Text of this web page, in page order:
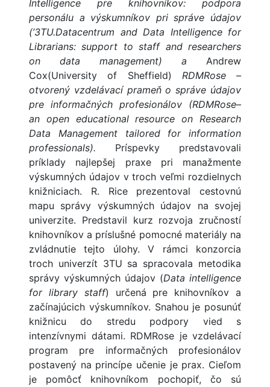
Intelligence pre knihovníkov: podpora
personálu a výskumníkov pri správe údajov
(’3TU.Datacentrum and Data Intelligence for
Librarians: support to staff and researchers
on data management) a Andrew
Cox(University of Sheffield) RDMRose –
otvorený vzdelávací prameň o správe údajov
pre informačných profesionálov (RDMRose–
an open educational resource on Research
Data Management tailored for information
professionals). Príspevky predstavovali
príklady najlepšej praxe pri manažmente
výskumných údajov v troch veľmi rozdielnych
knižniciach. R. Rice prezentoval cestovnú
mapu správy výskumných údajov na svojej
univerzite. Predstavil kurz rozvoja zručností
knihovníkov a príslušné pomocné materiály na
zvládnutie tejto úlohy. V rámci konzorcia
troch univerzít 3TU sa spracovala metodika
správy výskumných údajov (Data intelligence
for library staff) určená pre knihovníkov a
začínajúcich výskumníkov. Snahou je posunúť
knižnicu do stredu podpory vied s
intenzívnymi dátami. RDMRose je vzdelávací
program pre informačných profesionálov
postavený na princípe učenie je prax. Cieľom
je pomôcť knihovníkom pochopiť, čo sú